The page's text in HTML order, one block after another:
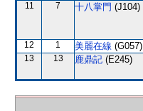
11 7 十八掌門 (J104)
12 1 美麗在線 (G057)
13 13 鹿鼎記 (E245)